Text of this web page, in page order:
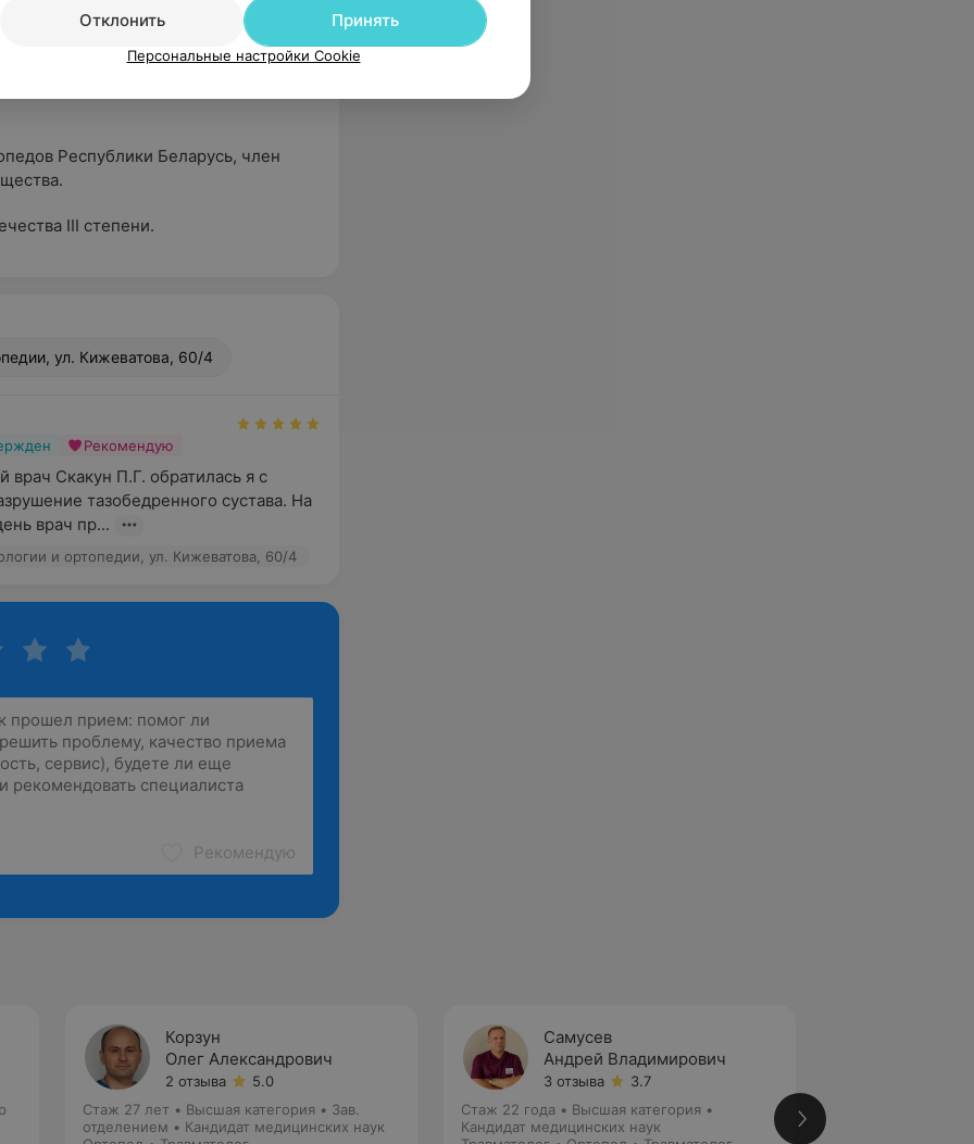
59 печатных работ, 2
по применению;
медицины УО «БелМАПО»
Республики Беларусь, член
III степени.
ул. Кижеватова, 60/4
Рекомендую
врач Скакун П.Г. обратилась я с
тазобедренного сустава. На
врач пр...
и ортопедии, ул. Кижеватова, 60/4
Рекомендую
Корзун
Олег Александрович
2 отзыва
5.0
Стаж 27 лет • Высшая категория • Зав.
отделением • Кандидат медицинских наук
Самусев
Андрей Владимирович
3 отзыва
3.7
Стаж 22 года • Высшая категория •
Кандидат медицинских наук
Отклонить
Принять
Персональные настройки Cookie